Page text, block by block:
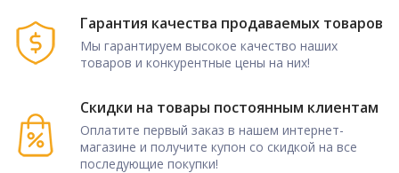
Гарантия качества продаваемых товаров
Мы гарантируем высокое качество наших
товаров и конкурентные цены на них!
Скидки на товары постоянным клиентам
Оплатите первый заказ в нашем интернет-
магазине и получите купон со скидкой на все
последующие покупки!